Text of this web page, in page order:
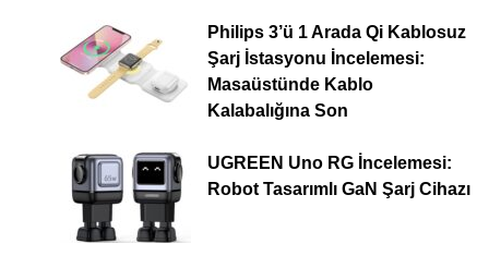
Philips 3’ü 1 Arada Qi Kablosuz
Şarj İstasyonu İncelemesi:
Masaüstünde Kablo
Kalabalığına Son
UGREEN Uno RG İncelemesi:
Robot Tasarımlı GaN Şarj Cihazı